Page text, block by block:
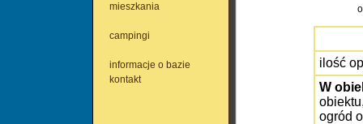
mieszkania
campingi
informacje o bazie
kontakt
ilość
W
ogród